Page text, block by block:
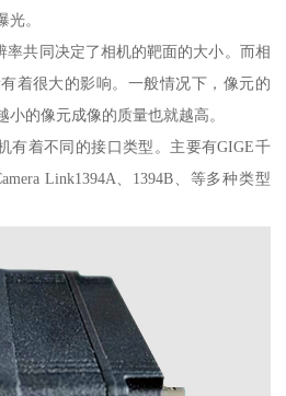
。
率共同决定了相机的靶面的大小。而相
着很大的影响。一般情况下，像元的
的像元成像的质量也就越高。
有着不同的接口类型。主要有GIGE千
Link1394A、1394B、等多种类型